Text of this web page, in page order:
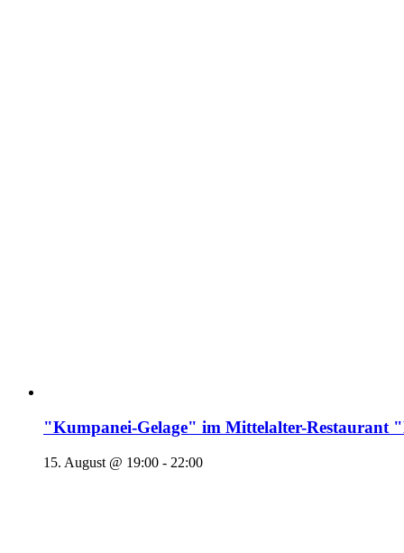
"Kumpanei-Gelage" im Mittelalter-
15. August @ 19:00 - 22:00